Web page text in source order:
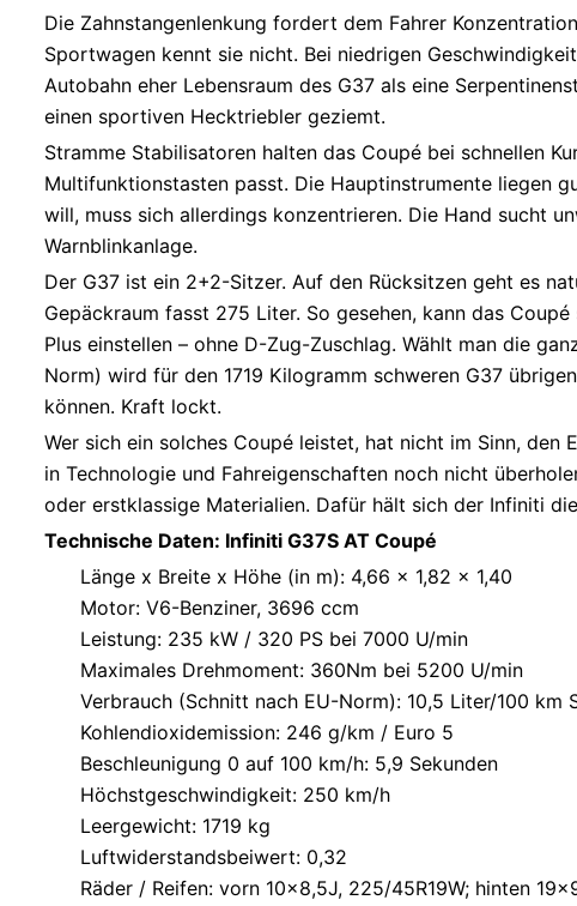
Die Zahnstangenlenkung fordert dem Fahrer
Sportwagen kennt sie nicht. Bei niedrigen
Autobahn eher Lebensraum des G37 als eine
einen sportiven Hecktriebler geziemt.
Stramme Stabilisatoren halten das Coupé bei schnellen
Multifunktionstasten passt. Die Hauptinstrumente liegen
will, muss sich allerdings konzentrieren. Die Hand sucht
Warnblinkanlage.
Der G37 ist ein 2+2-Sitzer. Auf den Rücksitzen geht es
Gepäckraum fasst 275 Liter. So gesehen, kann das
Plus einstellen – ohne D-Zug-Zuschlag. Wählt man die
Norm) wird für den 1719 Kilogramm schweren G37
können. Kraft lockt.
Wer sich ein solches Coupé leistet, hat nicht im Sinn,
in Technologie und Fahreigenschaften noch nicht
oder erstklassige Materialien. Dafür hält sich der Infiniti
Technische Daten: Infiniti G37S AT Coupé
Länge x Breite x Höhe (in m): 4,66 x 1,82 x 1,40
Motor: V6-Benziner, 3696 ccm
Leistung: 235 kW / 320 PS bei 7000 U/min
Maximales Drehmoment: 360Nm bei 5200 U/min
Verbrauch (Schnitt nach EU-Norm): 10,5 Liter/100 km
Kohlendioxidemission: 246 g/km / Euro 5
Beschleunigung 0 auf 100 km/h: 5,9 Sekunden
Höchstgeschwindigkeit: 250 km/h
Leergewicht: 1719 kg
Luftwiderstandsbeiwert: 0,32
Räder / Reifen: vorn 10×8,5J, 225/45R19W; hinten